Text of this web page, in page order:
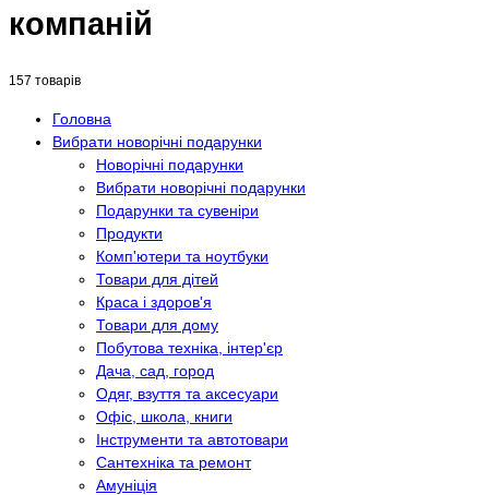
компаній
157 товарів
Головна
Вибрати новорічні подарунки
Новорічні подарунки
Вибрати новорічні подарунки
Подарунки та сувеніри
Продукти
Комп'ютери та ноутбуки
Товари для дітей
Краса і здоров'я
Товари для дому
Побутова техніка, інтер'єр
Дача, сад, город
Одяг, взуття та аксесуари
Офіс, школа, книги
Інструменти та автотовари
Сантехніка та ремонт
Амуніція